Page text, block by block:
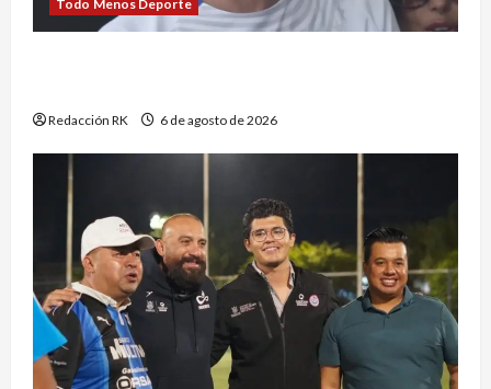
Todo Menos Deporte
Redacción RK 6 de agosto de 2026